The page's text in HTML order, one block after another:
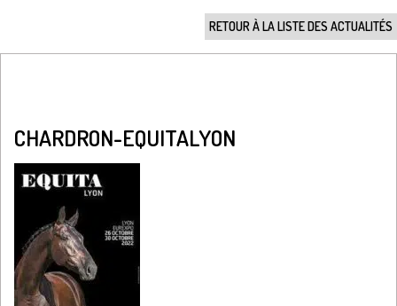
RETOUR À LA LISTE DES ACTUALITÉS
CHARDRON-EQUITALYON